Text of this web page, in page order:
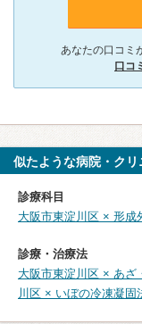
あなたの口コミ
口コ
似たような病院・ク
診療科目
大阪市東淀川区 × 形成
診療・治療法
大阪市東淀川区 × あざ
川区 × いぼの冷凍凝固